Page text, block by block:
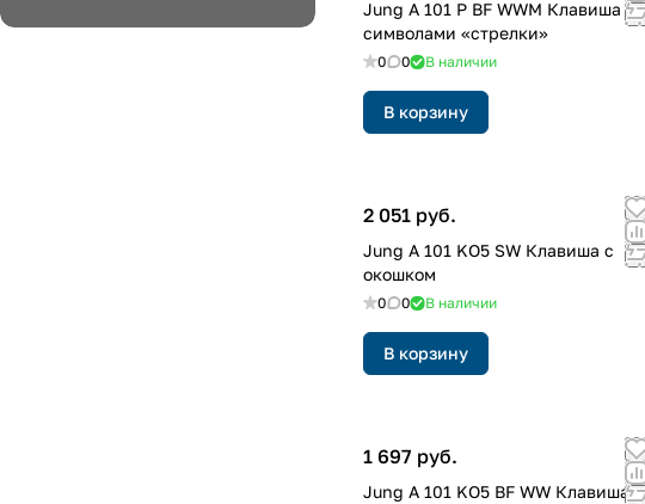
Jung A 101 P BF WWM Клавиша с
символами «стрелки»
0 0 В наличии
В корзину
2 051 руб.
Jung A 101 KO5 SW Клавиша с
окошком
0 0 В наличии
В корзину
1 697 руб.
Jung A 101 KO5 BF WW Клавиша с